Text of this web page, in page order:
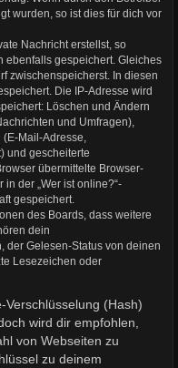
wurden, so ist dies für dich vor
Nachricht erstellst, so
ebenfalls gespeichert. Gleiches
zwischenspeicherst. In diesen
Die IP-Adresse wird
Löschen und Ändern
und Umfragen),
Mail-Adresse,
und gescheiterte
übermittelte Browser-
der „Wer ist online?“-
gespeichert.
des Boards, dass weitere
dein
der Gelesen-Status von deinen
Lesezeichen oder
Verschlüsselung (Hash)
wird dir empfohlen,
von Webseiten zu
zu deinem